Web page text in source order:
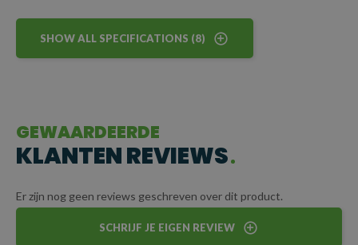
SHOW ALL SPECIFICATIONS (8)
GEWAARDEERDE
KLANTEN REVIEWS
Er zijn nog geen reviews geschreven over dit product.
SCHRIJF JE EIGEN REVIEW